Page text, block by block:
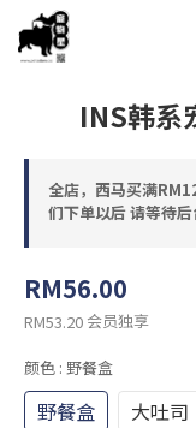
INS韩系
全店，西马买满
们下单以后 请等待
RM56.00
RM53.20 会员独享
颜色 : 野餐盒
野餐盒 大吐司